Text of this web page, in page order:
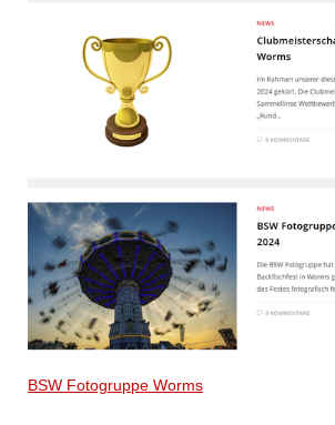
BSW Fotogruppe Worms